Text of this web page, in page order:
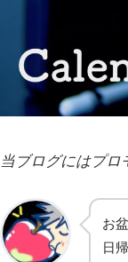
当ブログにはプ
お
日